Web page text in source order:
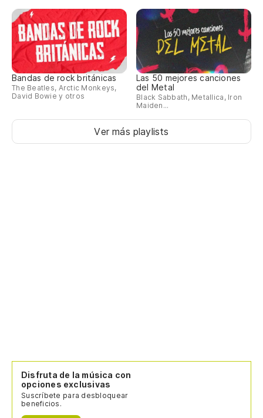
Bandas de rock británicas
The Beatles, Arctic Monkeys,
David Bowie y otros
Las 50 mejores canciones
del Metal
Black Sabbath, Metallica, Iron
Maiden...
Ver más playlists
Disfruta de la música con
opciones exclusivas
Suscríbete para desbloquear
beneficios.